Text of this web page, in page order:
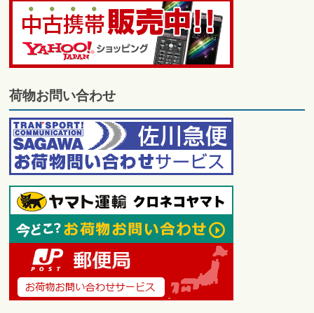
荷物お問い合わせ